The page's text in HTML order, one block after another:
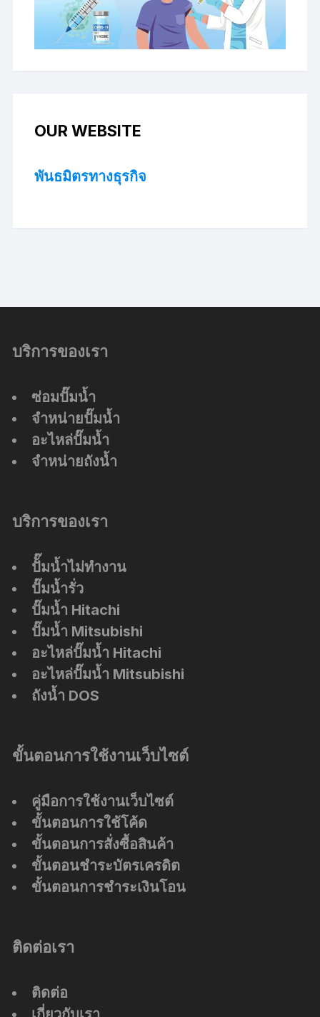
OUR WEBSITE
พันธมิตรทางธุรกิจ
บริการของเรา
ซ่อมปั๊มน้ำ
จำหน่ายปั๊มน้ำ
อะไหล่ปั๊มน้ำ
จำหน่ายถังน้ำ
บริการของเรา
ปัั๊มน้ำไม่ทำงาน
ปั๊มน้ำรั่ว
ปั๊มน้ำ Hitachi
ปั๊มน้ำ Mitsubishi
อะไหล่ปั๊มน้ำ Hitachi
อะไหล่ปั๊มน้ำ Mitsubishi
ถังน้ำ DOS
ขั้นตอนการใช้งานเว็บไซต์
คู่มือการใช้งานเว็บไซต์
ขั้นตอนการใช้โค้ด
ขั้นตอนการสั่งซื้อสินค้า
ขั้นตอนชำระบัตรเครดิต
ขั้นตอนการชำระเงินโอน
ติดต่อเรา
ติดต่อ